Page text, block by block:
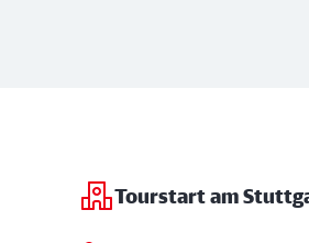
Tourstart am